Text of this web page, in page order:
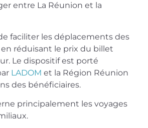
entre La Réunion et la
faciliter les déplacements des
en réduisant le prix du billet
Le dispositif est porté
LADOM et la Région Réunion
des bénéficiaires.
principalement les voyages